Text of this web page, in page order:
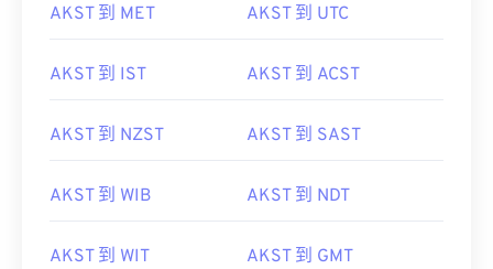
AKST 到 MET AKST 到 UTC
AKST 到 IST AKST 到 ACST
AKST 到 NZST AKST 到 SAST
AKST 到 WIB AKST 到 NDT
AKST 到 WIT AKST 到 GMT